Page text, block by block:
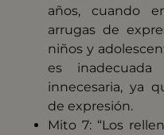
años, cuando
arrugas de
niños y
es
innecesaria, ya
de expresión.
Mito 7: “Los